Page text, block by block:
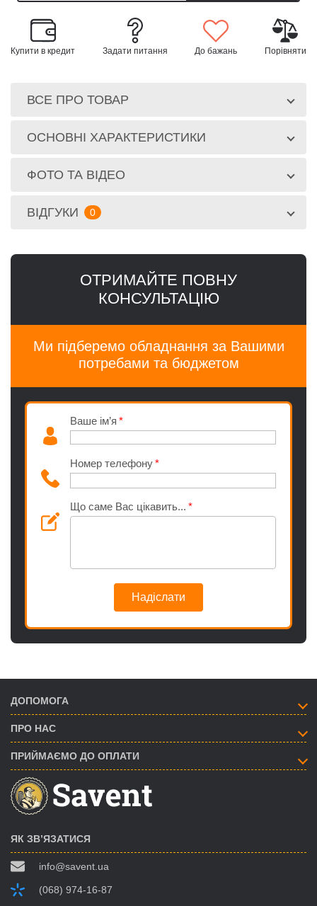
Купити в кредит Задати питання До бажань Порівняти
ВСЕ ПРО ТОВАР
ОСНОВНІ ХАРАКТЕРИСТИКИ
ФОТО ТА ВІДЕО
ВІДГУКИ 0
ОТРИМАЙТЕ ПОВНУ
КОНСУЛЬТАЦІЮ
Ми підберемо обладнання за Вашими
потребами та бюджетом
Ваше ім’я
Номер телефону
Що саме Вас цікавить...
Надіслати
ДОПОМОГА
ПРО НАС
ПРИЙМАЄМО ДО ОПЛАТИ
ЯК ЗВ’ЯЗАТИСЯ
info@savent.ua
(068) 974-16-87